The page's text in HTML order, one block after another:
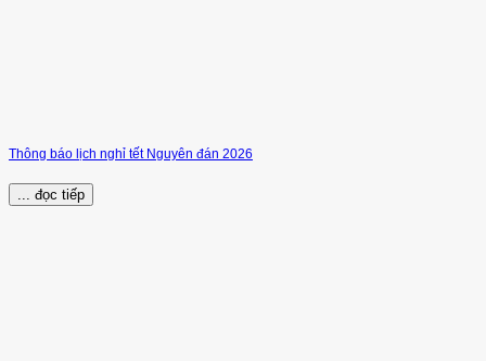
Thông báo lịch nghỉ tết Nguyên đán 2026
... đọc tiếp